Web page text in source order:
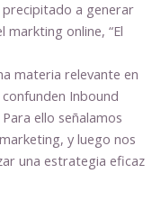
precipitado a generar
markting online, “El
materia relevante en
Inbound
ello señalamos
y luego nos
una estrategia eficaz